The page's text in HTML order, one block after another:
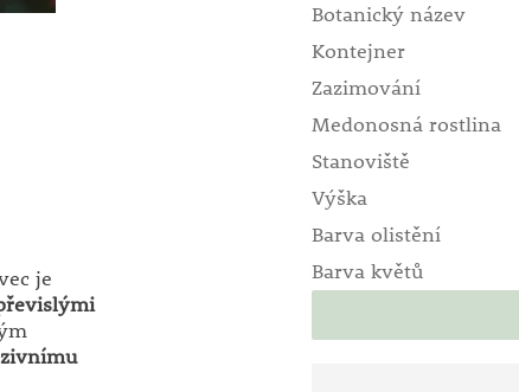
je
Botanický název
Kontejner
Zazimování
Medonosná rostlina
Stanoviště
Výška
Barva olistění
Barva květů